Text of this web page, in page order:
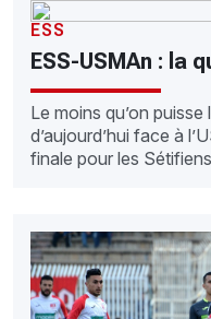
ESS
ESS-USMAn : la
Le moins qu’on
d’aujourd’hui face à
finale pour les